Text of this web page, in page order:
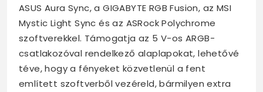
ASUS Aura Sync, a GIGABYTE RGB Fusion, az MSI
Mystic Light Sync és az ASRock Polychrome
szoftverekkel. Támogatja az 5 V-os ARGB-
csatlakozóval rendelkező alaplapokat, lehetővé
téve, hogy a fényeket közvetlenül a fent
említett szoftverből vezéreld, bármilyen extra